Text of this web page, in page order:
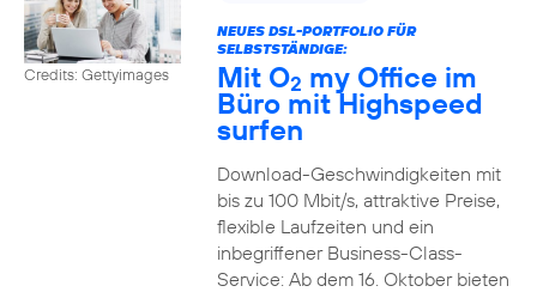
Credits: Gettyimages
NEUES DSL-PORTFOLIO FÜR
SELBSTSTÄNDIGE:
Mit O2 my Office im
Büro mit Highspeed
surfen
Download-Geschwindigkeiten mit
bis zu 100 Mbit/s, attraktive Preise,
flexible Laufzeiten und ein
inbegriffener Business-Class-
Service: Ab dem 16. Oktober bieten